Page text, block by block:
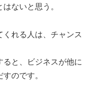
ないと思う。
れる人は、チャンス
と、ビジネスが他に
のです。